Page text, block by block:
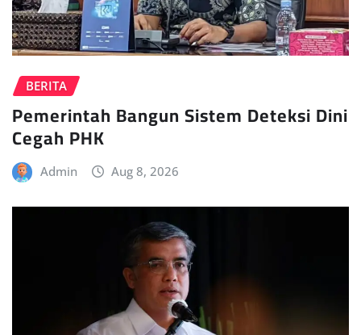
BERITA
Pemerintah Bangun Sistem Deteksi Dini
Cegah PHK
Admin Aug 8, 2026